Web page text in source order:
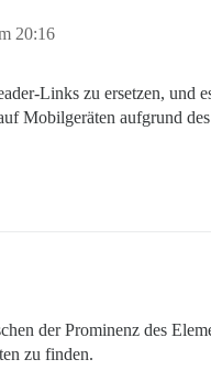
20:16
Links zu ersetzen, und
Mobilgeräten aufgrund
der Prominenz des
zu finden.